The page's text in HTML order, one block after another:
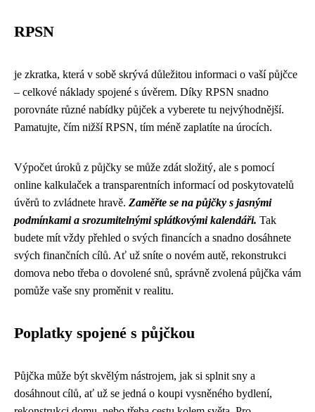
RPSN
je zkratka, která v sobě skrývá důležitou informaci o vaší půjčce
– celkové náklady spojené s úvěrem. Díky RPSN snadno
porovnáte různé nabídky půjček a vyberete tu nejvýhodnější.
Pamatujte, čím nižší RPSN, tím méně zaplatíte na úrocích.
Výpočet úroků z půjčky se může zdát složitý, ale s pomocí
online kalkulaček a transparentních informací od poskytovatelů
úvěrů to zvládnete hravě. Zaměřte se na půjčky s jasnými
podmínkami a srozumitelnými splátkovými kalendáři. Tak
budete mít vždy přehled o svých financích a snadno dosáhnete
svých finančních cílů. Ať už sníte o novém autě, rekonstrukci
domova nebo třeba o dovolené snů, správně zvolená půjčka vám
pomůže vaše sny proměnit v realitu.
Poplatky spojené s půjčkou
Půjčka může být skvělým nástrojem, jak si splnit sny a
dosáhnout cílů, ať už se jedná o koupi vysněného bydlení,